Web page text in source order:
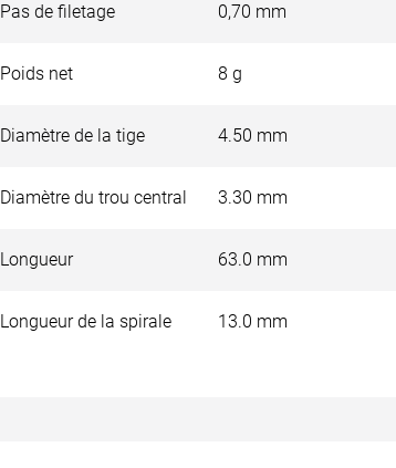
Pas de filetage 0,70 mm
Poids net 8 g
Diamètre de la tige 4.50 mm
Diamètre du trou central 3.30 mm
Longueur 63.0 mm
Longueur de la spirale 13.0 mm